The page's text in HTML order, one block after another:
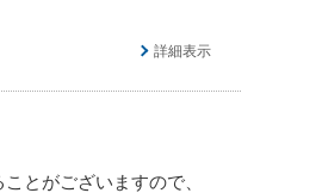
詳細表示
とがございますので、